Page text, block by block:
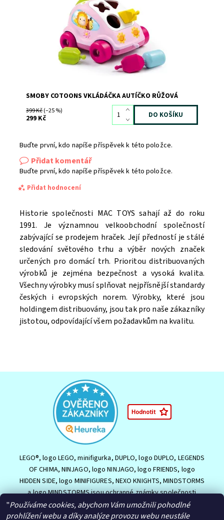
Skladem2
3451
SMOBY
SMOBY COTOONS VKLÁDÁČKA AUTÍČKO RŮŽOVÁ
399 Kč(–25 %)
299 Kč
Buďte první, kdo napíše příspěvek k této položce.
Přidat komentář
Buďte první, kdo napíše příspěvek k této položce.
Přidat hodnocení
Historie společnosti MAC TOYS sahají až do roku
1991. Je významnou velkoobchodní společností
zabývající se prodejem hraček. Její předností je stálé
sledování světového trhu a výběr nových značek
určených pro domácí trh. Prioritou distribuovaných
výrobků je zejména bezpečnost a vysoká kvalita.
Všechny výrobky musí splňovat nejpřísnější standardy
českých i evropských norem. Výrobky, které jsou
holdingem distribuovány, jsou tak pro naše zákazníky
jistotou, odpovídající všem požadavkům na kvalitu.
LEGO®, logo LEGO, minifigurka, DUPLO, logo DUPLO, LEGENDS
OF CHIMA, NINJAGO, logo NINJAGO, logo FRIENDS, logo
HIDDEN SIDE, logo MINIFIGURES, NEXO KNIGHTS, MINDSTORMS
a logo MINDSTORMS jsou ochranné známky společnosti
LEGO Group nebo jsou chráněny autorským právem LEGO
Group. ©2026 The LEGO Group.
"Používáme cookies, abychom Vám umožnili pohodlné
prohlížení webu a díky analýze provozu webu neustále